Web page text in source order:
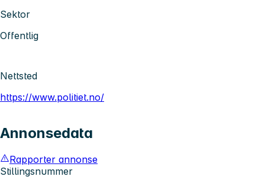
Sektor
Offentlig
Nettsted
https://www.politiet.no/
Annonsedata
Rapporter annonse
Stillingsnummer